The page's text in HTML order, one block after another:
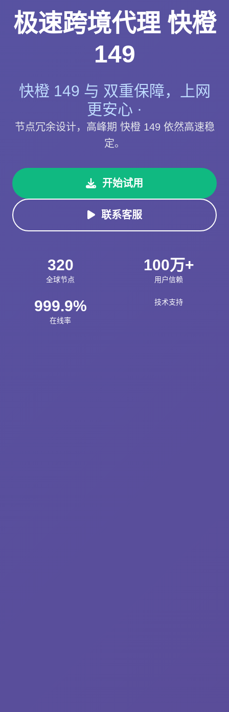
极速跨境代理 快橙
149
快橙 149 与 双重保障，上网
更安心 ·
节点冗余设计，高峰期 快橙 149 依然高速稳
定。
开始试用
联系客服
320
全球节点
100万+
用户信赖
999.9%
在线率
技术支持